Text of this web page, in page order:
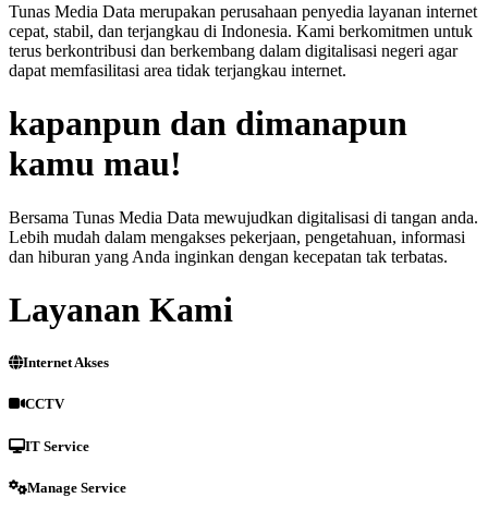
Tunas Media Data merupakan perusahaan penyedia layanan internet
cepat, stabil, dan terjangkau di Indonesia. Kami berkomitmen untuk
terus berkontribusi dan berkembang dalam digitalisasi negeri agar
dapat memfasilitasi area tidak terjangkau internet.
kapanpun dan dimanapun
kamu mau!
Bersama Tunas Media Data mewujudkan digitalisasi di tangan anda.
Lebih mudah dalam mengakses pekerjaan, pengetahuan, informasi
dan hiburan yang Anda inginkan dengan kecepatan tak terbatas.
Layanan Kami
Internet Akses
CCTV
IT Service
Manage Service